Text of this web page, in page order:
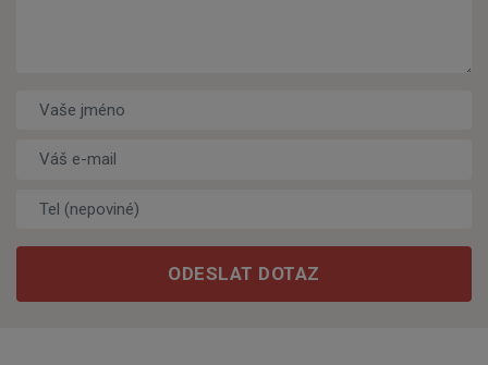
Vaše jméno
Váš e-mail *
Tel (nepoviné)
ODESLAT DOTAZ